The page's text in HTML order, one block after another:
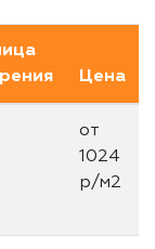
Цена
от
1024
р/м2